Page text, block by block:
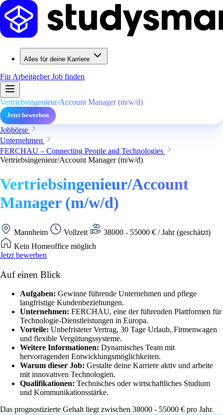
Alles für deine Karriere
Für ArbeitgeberJob finden
Vertriebsingenieur/Account Manager (m/w/d)
Jetzt bewerben
Jobbörse
Unternehmen
FERCHAU – Connecting People and Technologies
Vertriebsingenieur/Account Manager (m/w/d)
Vertriebsingenieur/Account
Manager (m/w/d)
Mannheim Vollzeit
38000 - 55000 € / Jahr (geschätzt)
Kein Homeoffice möglich
Jetzt bewerben
Auf einen Blick
Aufgaben: Gewinne führende Unternehmen und pflege
langfristige Kundenbeziehungen.
Unternehmen: FERCHAU, eine der führenden Plattformen für
Technologie-Dienstleistungen in Europa.
Vorteile: Unbefristeter Vertrag, 30 Tage Urlaub, Firmenwagen
und flexible Vergütungssysteme.
Weitere Informationen: Dynamisches Team mit
hervorragenden Entwicklungsmöglichkeiten.
Warum dieser Job: Gestalte deine Karriere aktiv und arbeite
mit innovativen Technologien.
Qualifikationen: Technisches oder wirtschaftliches Studium
und Kommunikationsstärke.
Das prognostizierte Gehalt liegt zwischen 38000 - 55000 € pro Jahr.